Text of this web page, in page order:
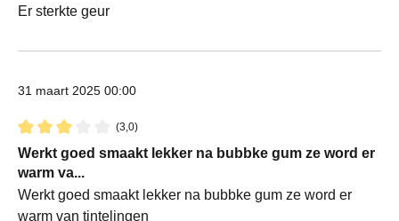
Er sterkte geur
31 maart 2025 00:00
(3,0)
Recensie met een waardering van 3 van de 5 sterren
Werkt goed smaakt lekker na bubbke gum ze word er
warm va...
Werkt goed smaakt lekker na bubbke gum ze word er
warm van tintelingen